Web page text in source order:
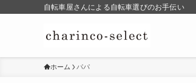
自転車屋さんによる自転車選びのお手伝い
ホーム パパ